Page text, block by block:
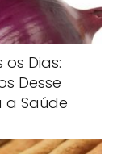
Dias:
Desse
a Saúde